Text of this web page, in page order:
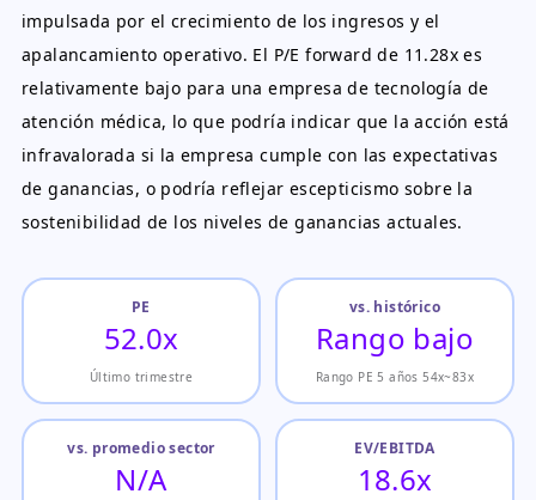
impulsada por el crecimiento de los ingresos y el
apalancamiento operativo. El P/E forward de 11.28x es
relativamente bajo para una empresa de tecnología de
atención médica, lo que podría indicar que la acción está
infravalorada si la empresa cumple con las expectativas
de ganancias, o podría reflejar escepticismo sobre la
sostenibilidad de los niveles de ganancias actuales.
PE
52.0x
Último trimestre
vs. histórico
Rango bajo
Rango PE 5 años 54x~83x
vs. promedio sector
N/A
EV/EBITDA
18.6x